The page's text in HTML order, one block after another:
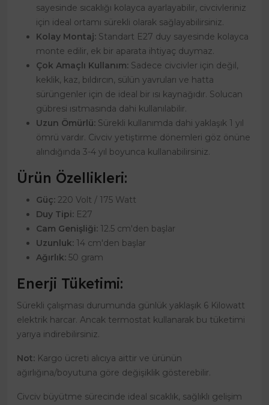
sayesinde sıcaklığı kolayca ayarlayabilir, civcivleriniz
için ideal ortamı sürekli olarak sağlayabilirsiniz.
Kolay Montaj: Standart E27 duy sayesinde kolayca
monte edilir, ek bir aparata ihtiyaç duymaz.
Çok Amaçlı Kullanım: Sadece civcivler için değil,
keklik, kaz, bıldırcın, sülün yavruları ve hatta
sürüngenler için de ideal bir ısı kaynağıdır. Solucan
gübresi ısıtmasında dahi kullanılabilir.
Uzun Ömürlü: Sürekli kullanımda dahi yaklaşık 1 yıl
ömrü vardır. Civciv yetiştirme dönemleri göz önüne
alındığında 3-4 yıl boyunca kullanabilirsiniz.
Ürün Özellikleri:
Güç: 220 Volt / 175 Watt
Duy Tipi: E27
Cam Genişliği: 12.5 cm'den başlar
Uzunluk: 14 cm'den başlar
Ağırlık: 50 gram
Enerji Tüketimi:
Sürekli çalışması durumunda günlük yaklaşık 6 Kilowatt
elektrik harcar. Ancak termostat kullanarak bu tüketimi
yarıya indirebilirsiniz.
Not: Kargo ücreti alıcıya aittir ve ürünün
ağırlığına/boyutuna göre değişiklik gösterebilir.
Civciv büyütme sürecinde ideal sıcaklık, sağlıklı gelişim